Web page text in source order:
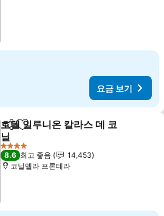
요금 보기
공유 즐겨찾기에 추가
호텔 일루니온 칼라스 데 코
닐
요금 보기
4 성급
8.6 최고 좋음
14,453
코닐델라 프론테라